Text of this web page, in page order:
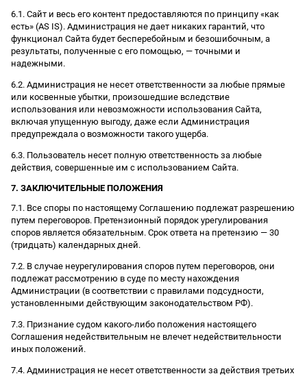
6.1. Сайт и весь его контент предоставляются по принципу «как
есть» (AS IS). Администрация не дает никаких гарантий, что
функционал Сайта будет бесперебойным и безошибочным, а
результаты, полученные с его помощью, — точными и
надежными.
6.2. Администрация не несет ответственности за любые прямые
или косвенные убытки, произошедшие вследствие
использования или невозможности использования Сайта,
включая упущенную выгоду, даже если Администрация
предупреждала о возможности такого ущерба.
6.3. Пользователь несет полную ответственность за любые
действия, совершенные им с использованием Сайта.
7. ЗАКЛЮЧИТЕЛЬНЫЕ ПОЛОЖЕНИЯ
7.1. Все споры по настоящему Соглашению подлежат разрешению
путем переговоров. Претензионный порядок урегулирования
споров является обязательным. Срок ответа на претензию — 30
(тридцать) календарных дней.
7.2. В случае неурегулирования споров путем переговоров, они
подлежат рассмотрению в суде по месту нахождения
Администрации (в соответствии с правилами подсудности,
установленными действующим законодательством РФ).
7.3. Признание судом какого-либо положения настоящего
Соглашения недействительным не влечет недействительности
иных положений.
7.4. Администрация не несет ответственности за действия третьих